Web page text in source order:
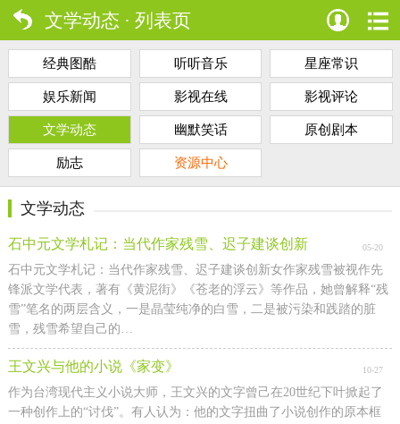
文学动态 · 列表页
经典图酷 听听音乐 星座常识
娱乐新闻 影视在线 影视评论
文学动态 幽默笑话 原创剧本
励志 资源中心
文学动态
石中元文学札记：当代作家残雪、迟子建谈创新 05-20
石中元文学札记：当代作家残雪、迟子建谈创新女作家残雪被视作先
锋派文学代表，著有《黄泥街》《苍老的浮云》等作品，她曾解释“残
雪”笔名的两层含义，一是晶莹纯净的白雪，二是被污染和践踏的脏
雪，残雪希望自己的…
王文兴与他的小说《家变》 10-27
作为台湾现代主义小说大师，王文兴的文字曾己在20世纪下叶掀起了
一种创作上的“讨伐”。有人认为：他的文字扭曲了小说创作的原本框